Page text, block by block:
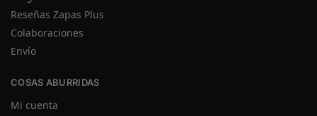
Reseñas Zapas Plus
Colaboraciones
Envío
COSAS ABURRIDAS
Mi cuenta